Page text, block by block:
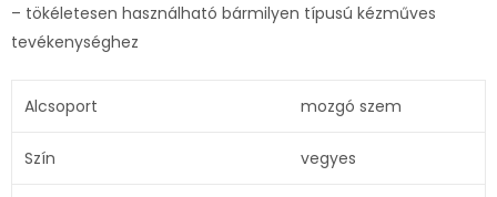
– tökéletesen használható bármilyen típusú kézműves
tevékenységhez
Alcsoport mozgó szem
Szín vegyes